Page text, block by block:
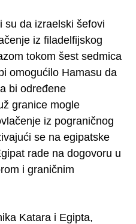
su da izraelski šefovi
iz filadelfijskog
tokom šest sedmica
omogućilo Hamasu da
bi određene
granice mogle
iz pograničnog
se na egipatske
rade na dogovoru u
i graničnim
Katara i Egipta,